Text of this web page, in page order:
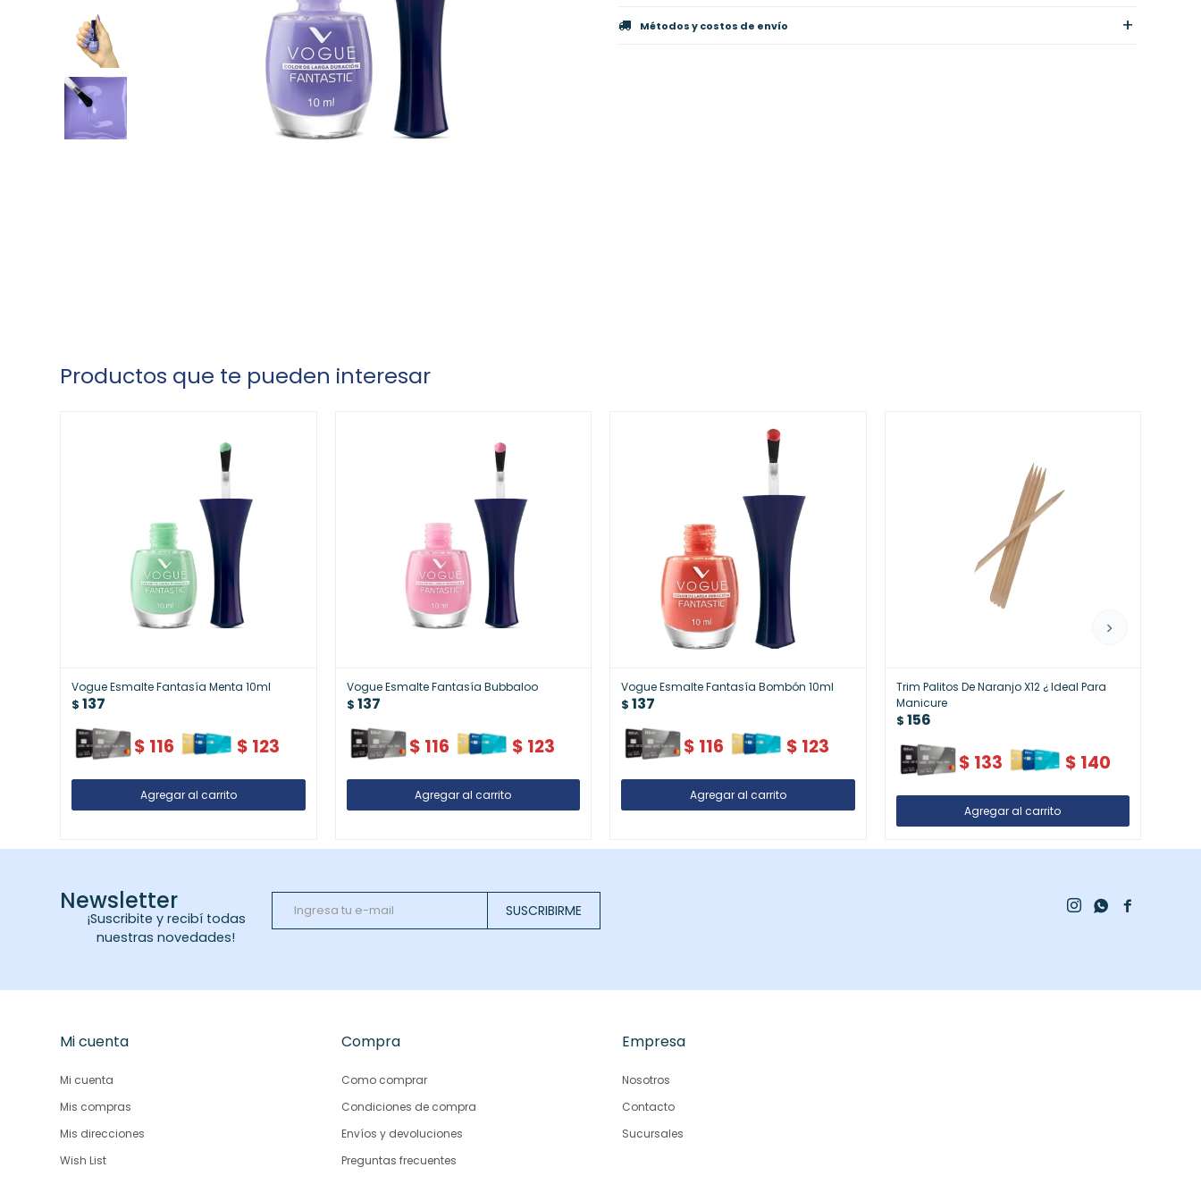
Métodos y costos de envío
Productos que te pueden interesar
Vogue Esmalte Fantasía Menta 10ml
$ 137
$ 116 $ 123
Vogue Esmalte Fantasía Bubbaloo
$ 137
$ 116 $ 123
Vogue Esmalte Fantasía Bombón 10ml
$ 137
$ 116 $ 123
Trim Palitos De Naranjo X12 ¿ Ideal Para
Manicure
$ 156
$ 133 $ 140
Newsletter
¡Suscribite y recibí todas
nuestras novedades!
SUSCRIBIRME 
 
Mi cuenta
Mi cuenta
Mis compras
Mis direcciones
Wish List
Compra
Como comprar
Condiciones de compra
Envíos y devoluciones
Preguntas frecuentes
Empresa
Nosotros
Contacto
Sucursales